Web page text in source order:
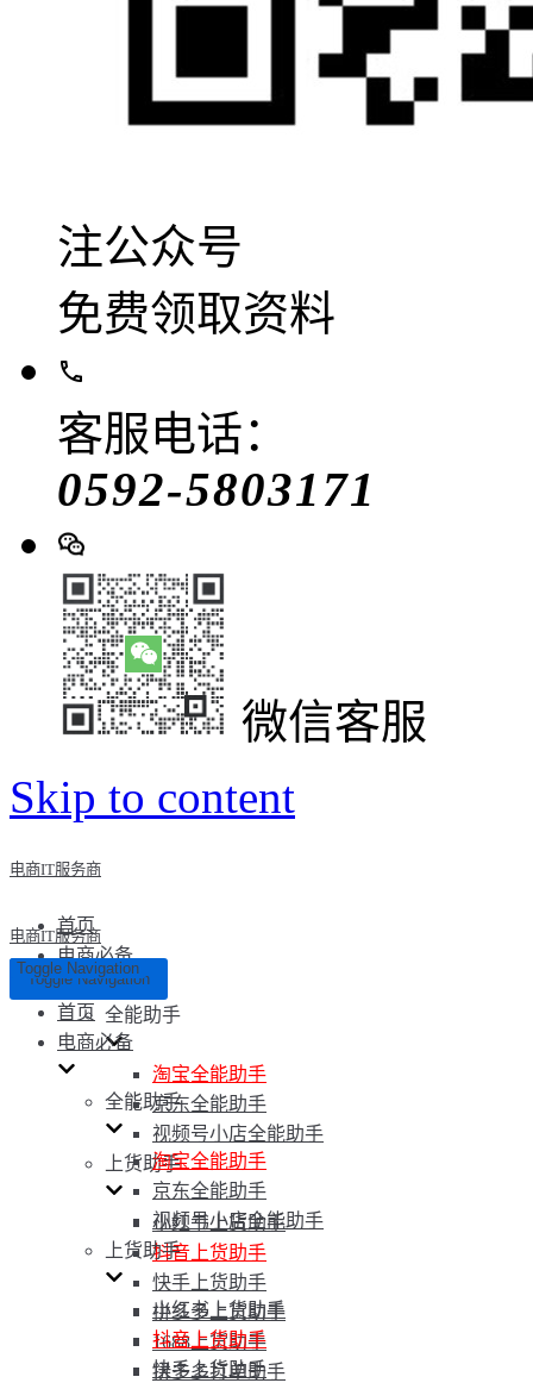
注公众号
免费领取资料
客服电话：
0592-5803171
微信客服
Skip to content
电商IT服务商
首页
电商必备
全能助手
淘宝全能助手
京东全能助手
视频号小店全能助手
上货助手
小红书上货助手
抖音上货助手
快手上货助手
拼多多上货助手
1688上货助手
拼多多打单助手
电商IT服务商
Toggle Navigation
Toggle Navigation
首页
电商必备
全能助手
淘宝全能助手
京东全能助手
视频号小店全能助手
上货助手
小红书上货助手
抖音上货助手
快手上货助手